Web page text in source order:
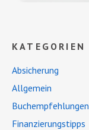
KATEGORIEN
Absicherung
Allgemein
Buchempfehlungen
Finanzierungstipps